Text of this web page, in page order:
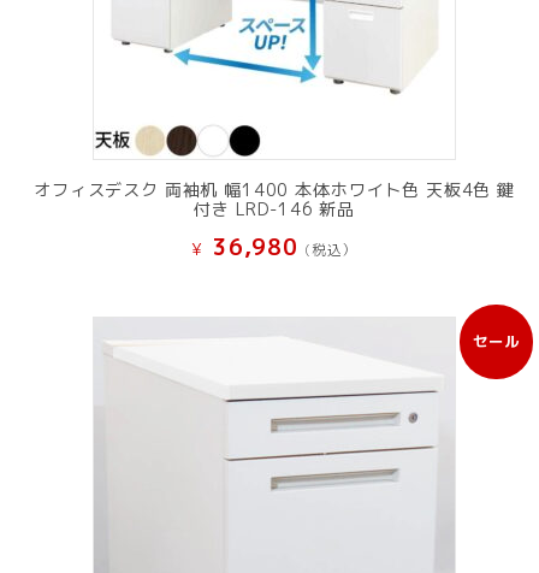
オフィスデスク 両袖机 幅1400 本体ホワイト色 天板4色 鍵
付き LRD-146 新品
¥ 36,980 (税込）
セール
販
売